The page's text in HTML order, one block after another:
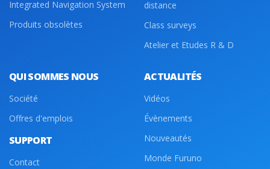
Integrated Navigation System
Produits obsolètes
distance
Class surveys
Atelier et Etudes R & D
QUI SOMMES NOUS
Société
Offres d'emplois
SUPPORT
Contact
ACTUALITÉS
Vidéos
Évènements
Nouveautés
Monde Furuno